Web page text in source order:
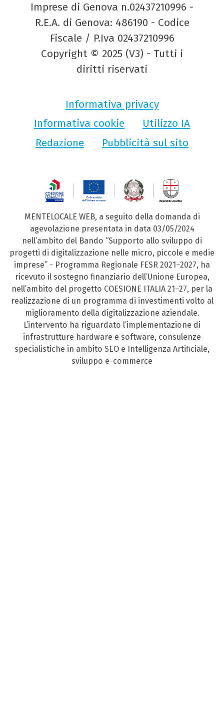
Imprese di Genova n.02437210996 -
R.E.A. di Genova: 486190 - Codice
Fiscale / P.Iva 02437210996
Copyright © 2025 (V3) - Tutti i
diritti riservati
Informativa privacy
Informativa cookie
Utilizzo IA
Redazione
Pubblicità sul sito
MENTELOCALE WEB, a seguito della domanda di
agevolazione presentata in data 03/05/2024
nell’ambito del Bando “Supporto allo sviluppo di
progetti di digitalizzazione nelle micro, piccole e medie
imprese” - Programma Regionale FESR 2021–2027, ha
ricevuto il sostegno finanziario dell’Unione Europea,
nell’ambito del progetto COESIONE ITALIA 21–27, per la
realizzazione di un programma di investimenti volto al
miglioramento della digitalizzazione aziendale.
L’intervento ha riguardato l’implementazione di
infrastrutture hardware e software, consulenze
specialistiche in ambito SEO e Intelligenza Artificiale,
sviluppo e-commerce